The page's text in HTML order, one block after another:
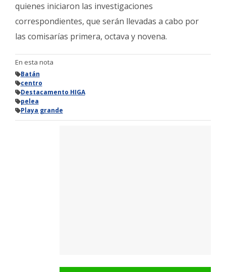
quienes iniciaron las investigaciones
correspondientes, que serán llevadas a cabo por
las comisarías primera, octava y novena.
En esta nota
Batán
centro
Destacamento HIGA
pelea
Playa grande